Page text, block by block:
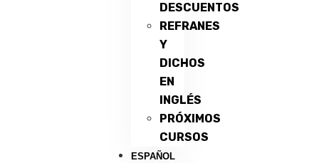
DESCUENTOS
REFRANES
Y
DICHOS
EN
INGLÉS
PRÓXIMOS
CURSOS
ESPAÑOL